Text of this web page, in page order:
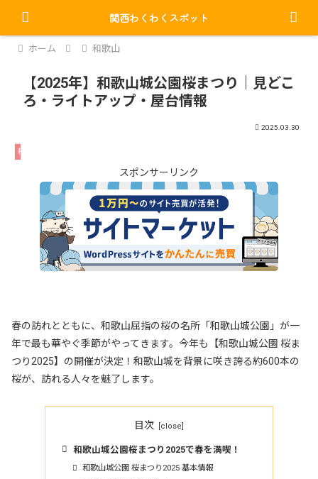
ホーム 和歌山
【2025年】和歌山城公園桜まつり｜見どこ
ろ・ライトアップ・屋台情報
和歌山
2025.03.30
スポンサーリンク
春の訪れとともに、和歌山屈指の桜の名所「和歌山城公園」が一
年で最も華やぐ季節がやってきます。今年も【和歌山城公園 桜ま
つり2025】の開催が決定！和歌山城を背景に咲き誇る約600本の
桜が、訪れる人々を魅了します。
目次
和歌山城公園桜まつり2025で春を満喫！
和歌山城公園 桜まつり2025 基本情報
関西わくわくスポット